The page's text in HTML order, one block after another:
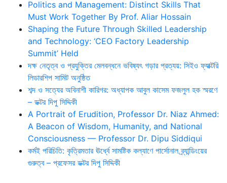
Politics and Management: Distinct Skills That
Must Work Together By Prof. Aliar Hossain
Shaping the Future Through Skilled Leadership
and Technology: ‘CEO Factory Leadership
Summit’ Held
দক্ষ নেতৃত্ব ও প্রযুক্তির মেলবন্ধনে ভবিষ্যৎ গড়ার প্রত্যয়: সিইও ফ্যাক্টরি
লিডারশিপ সামিট অনুষ্ঠিত
শব্দ ও সত্যের অবিনাশী কারিগর: অধ্যাপক আবুল কাসেম ফজলুল হক স্মরণে
– ডক্টর দিপু সিদ্দিকী
A Portrait of Erudition, Professor Dr. Niaz Ahmed:
A Beacon of Wisdom, Humanity, and National
Consciousness — Professor Dr. Dipu Siddiqui
কর্মই পরিচিতি: কৃত্রিমতার ঊর্ধ্বে সামষ্টিক কল্যাণে পার্সোনাল ব্র্যান্ডিংয়ের
গুরুত্ব – প্রফেসর ডক্টর দিপু সিদ্দিকী